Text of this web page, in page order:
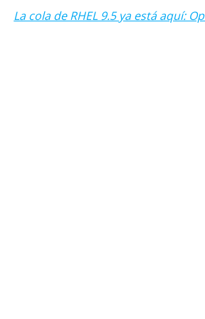
La cola de RHEL 9.5 ya está aquí: